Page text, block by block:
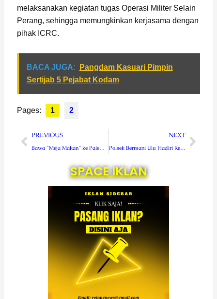
melaksanakan kegiatan tugas Operasi Militer Selain
Perang, sehingga memungkinkan kerjasama dengan
pihak ICRC.
BACA JUGA:
Pangdam Kasuari Pimpin
Sertijab 5 Pejabat Kodam
Pages: 1 2
Prev
PREVIOUS
Bawa “Meja Makan” ke Palembang, Teater Senyawa Curup Usung Teater Epik
NEXT
Polsek Bermani Ulu Hadiri Rembuk Stunting
Next
SPACE IKLAN